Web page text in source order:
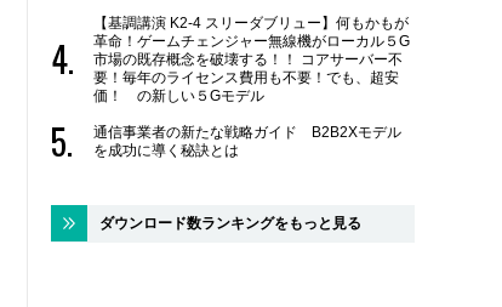
【基調講演 K2-4 スリーダブリュー】何もかもが
革命！ゲームチェンジャー無線機がローカル５G
市場の既存概念を破壊する！！ コアサーバー不
要！毎年のライセンス費用も不要！でも、超安
価！ の新しい５Gモデル
通信事業者の新たな戦略ガイド B2B2Xモデル
を成功に導く秘訣とは
ダウンロード数ランキングをもっと見る